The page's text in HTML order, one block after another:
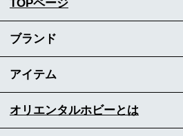
TOPページ
ブランド
アイテム
オリエンタルホビーとは